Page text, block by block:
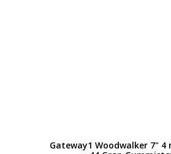
Gateway1 Woodwalker 7" 4